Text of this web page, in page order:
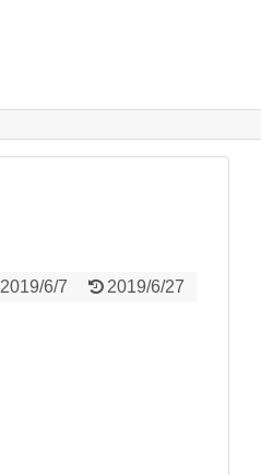
2019/6/7 2019/6/27